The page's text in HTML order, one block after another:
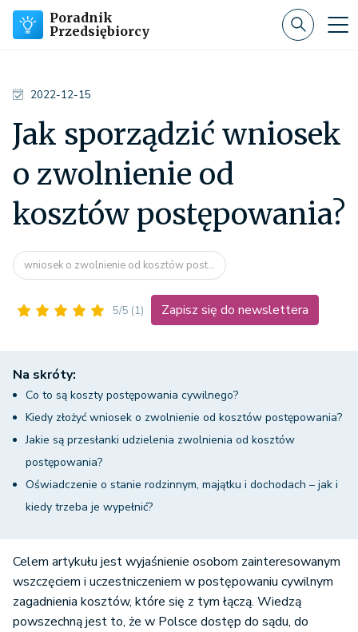
Poradnik
Przedsiębiorcy
2022-12-15
Jak sporządzić wniosek
o zwolnienie od
kosztów postępowania?
wniosek o zwolnienie od kosztów post...
5/5 (1) Zapisz się do newslettera
Na skróty:
Co to są koszty postępowania cywilnego?
Kiedy złożyć wniosek o zwolnienie od kosztów postępowania?
Jakie są przesłanki udzielenia zwolnienia od kosztów
postępowania?
Oświadczenie o stanie rodzinnym, majątku i dochodach – jak i
kiedy trzeba je wypełnić?
Celem artykułu jest wyjaśnienie osobom zainteresowanym
wszczęciem i uczestniczeniem w postępowaniu cywilnym
zagadnienia kosztów, które się z tym łączą. Wiedzą
powszechną jest to, że w Polsce dostęp do sądu, do